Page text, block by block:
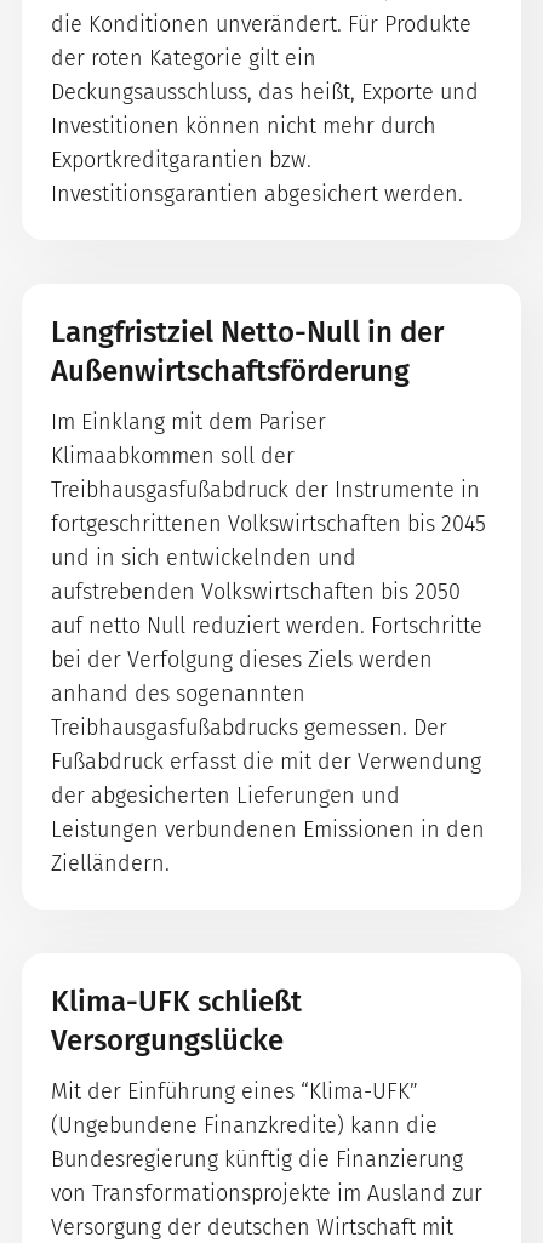
die Konditionen unverändert. Für Produkte
der roten Kategorie gilt ein
Deckungsausschluss, das heißt, Exporte und
Investitionen können nicht mehr durch
Exportkreditgarantien bzw.
Investitionsgarantien abgesichert werden.
Langfristziel Netto-Null in der
Außenwirtschaftsförderung
Im Einklang mit dem Pariser
Klimaabkommen soll der
Treibhausgasfußabdruck der Instrumente in
fortgeschrittenen Volkswirtschaften bis 2045
und in sich entwickelnden und
aufstrebenden Volkswirtschaften bis 2050
auf netto Null reduziert werden. Fortschritte
bei der Verfolgung dieses Ziels werden
anhand des sogenannten
Treibhausgasfußabdrucks gemessen. Der
Fußabdruck erfasst die mit der Verwendung
der abgesicherten Lieferungen und
Leistungen verbundenen Emissionen in den
Zielländern.
Klima-UFK schließt
Versorgungslücke
Mit der Einführung eines “Klima-UFK”
(Ungebundene Finanzkredite) kann die
Bundesregierung künftig die Finanzierung
von Transformationsprojekte im Ausland zur
Versorgung der deutschen Wirtschaft mit